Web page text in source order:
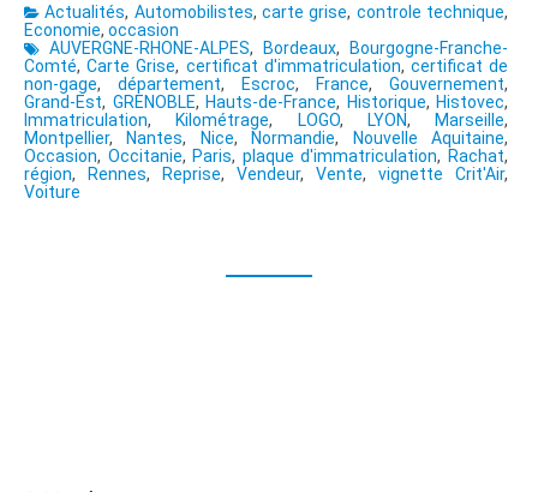
Actualités, Automobilistes,carte grise, controle technique,
Economie, occasion
AUVERGNE-RHONE-ALPES, Bordeaux, Bourgogne-Franche-
Comté,Carte Grise, certificat d'immatriculation, certificat de
non-gage, département, Escroc, France, Gouvernement,
Grand-Est, GRENOBLE, Hauts-de-France, Historique, Histovec,
Immatriculation,Kilométrage, LOGO, LYON, Marseille,
Montpellier,Nantes, Nice,Normandie, Nouvelle Aquitaine,
Occasion, Occitanie,Paris, plaque d'immatriculation,Rachat,
région, Rennes, Reprise, Vendeur, Vente, vignette Crit'Air,
Voiture